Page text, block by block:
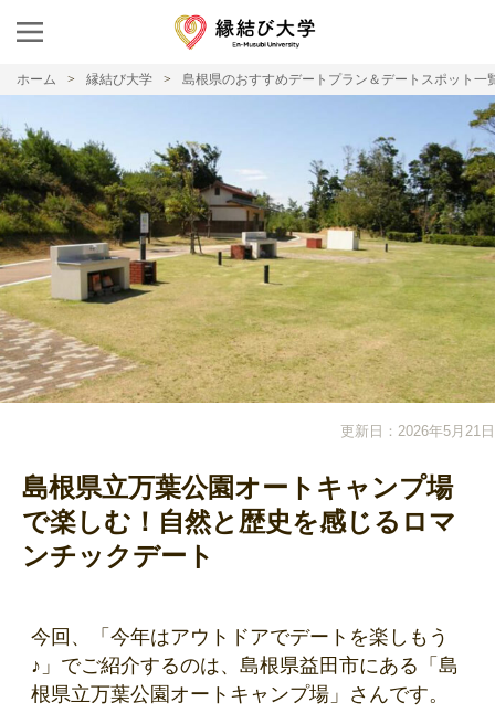
ホーム 縁結び大学 島根県のおすすめデートプラン＆デートスポット一
更新日：2026年5月21日
島根県立万葉公園オートキャンプ場
で楽しむ！自然と歴史を感じるロマ
ンチックデート
今回、「今年はアウトドアでデートを楽しもう
♪」でご紹介するのは、島根県益田市にある「島
根県立万葉公園オートキャンプ場」さんです。